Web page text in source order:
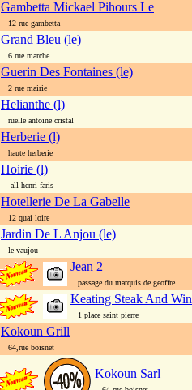
Gambetta Mickael Pihours Le
12 rue gambetta
Grand Bleu (le)
6 rue marche
Guerin Des Fontaines (le)
2 rue mairie
Helianthe (l)
ruelle antoine cristal
Herberie (l)
haute herberie
Hoirie (l)
all henri faris
Hotellerie De La Gabelle
12 quai loire
Jardin De L Anjou (le)
le vaujou
Jean 2
passage du marquis de geoffre
Keating Steak And
1 place saint pierre
Kokoun Grill
64,rue boisnet
Kokoun Sarl